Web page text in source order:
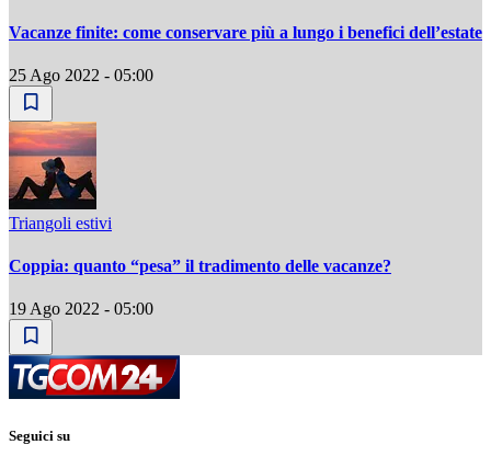
Vacanze finite: come conservare più a lungo i benefici dell’estate
25 Ago 2022 - 05:00
Triangoli estivi
Coppia: quanto “pesa” il tradimento delle vacanze?
19 Ago 2022 - 05:00
Seguici su